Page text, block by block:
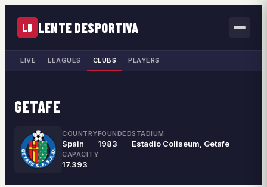
LD LENTE DESPORTIVA
LIVE LEAGUES CLUBS PLAYERS
GETAFE
COUNTRY
Spain
FOUNDED
1983
STADIUM
Estadio Coliseum, Getafe
CAPACITY
17.393